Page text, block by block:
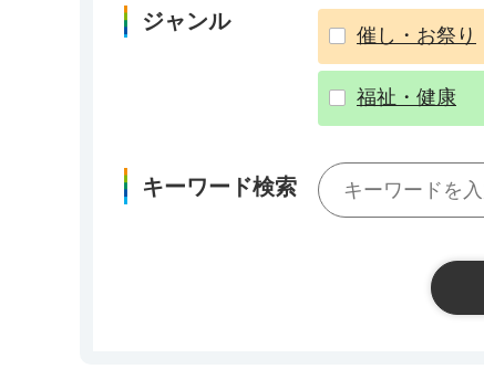
ジャンル
催し・お祭り
福祉・健康
キーワード検索